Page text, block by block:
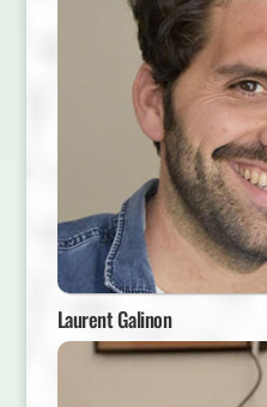
Laurent Galinon